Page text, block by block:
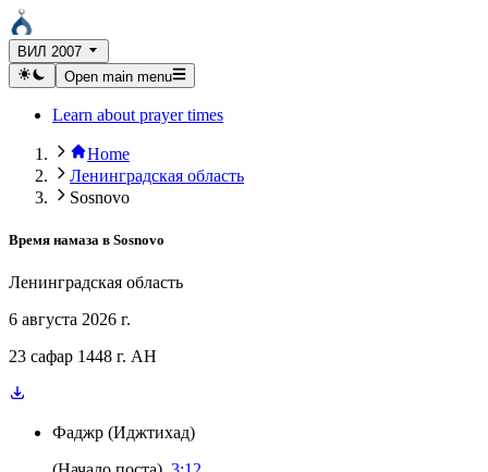
ВИЛ 2007
Open main menu
Learn about prayer times
Home
Ленинградская область
Sosnovo
Время намаза в Sosnovo
Ленинградская область
6 августа 2026 г.
23 сафар 1448 г. AH
Фаджр (Иджтихад)